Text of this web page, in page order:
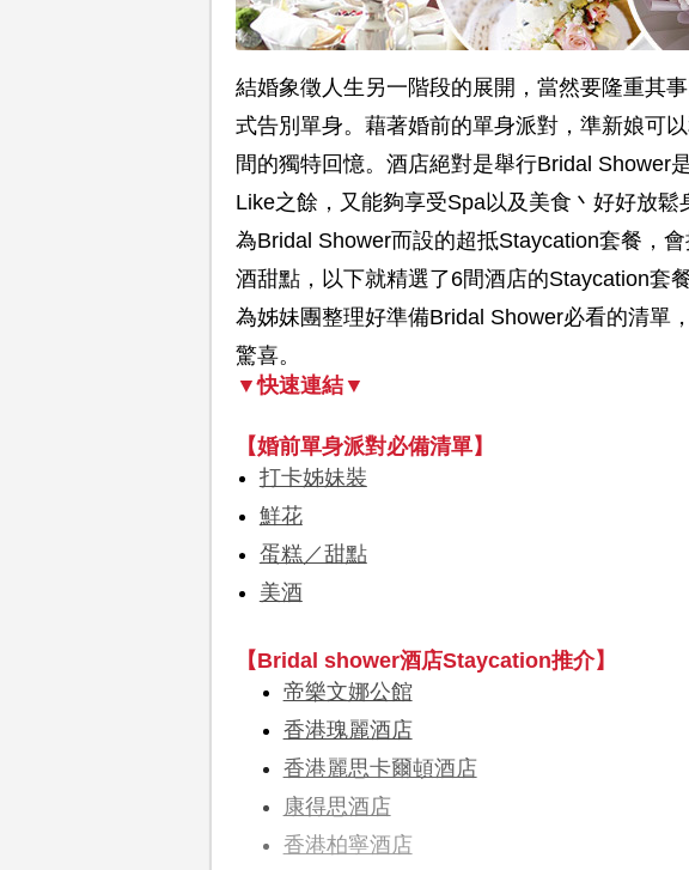
結婚象徵人生另一階段的展開，當然要隆重其
式告別單身。藉著婚前的單身派對，準新娘可
間的獨特回憶。酒店絕對是舉行Bridal Shower
Like之餘，又能夠享受Spa以及美食丶好好放
為Bridal Shower而設的超抵Staycation套餐，
酒甜點，以下就精選了6間酒店的Staycation套
為姊妹團整理好準備Bridal Shower必看的清單
驚喜。
▼快速連結▼
【婚前單身派對必備清單】
打卡姊妹裝
鮮花
蛋糕／甜點
美酒
【Bridal shower酒店Staycation推介】
帝樂文娜公館
香港瑰麗酒店
香港麗思卡爾頓酒店
康得思酒店
香港柏寧酒店